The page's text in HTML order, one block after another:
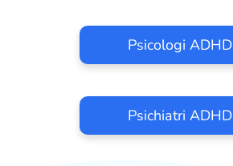
Psicologi ADHD
Psichiatri ADHD